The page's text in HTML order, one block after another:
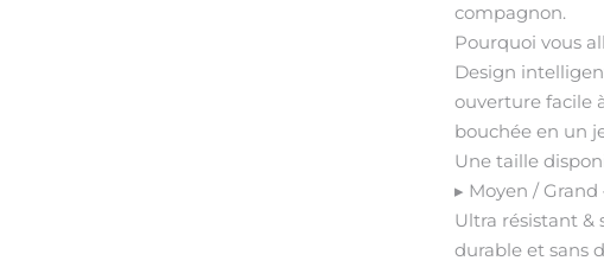
compagnon.
Pourquoi vous
Design
ouverture facile
bouchée en un
Une taille
▸ Moyen / Grand
Ultra résistant &
durable et sans